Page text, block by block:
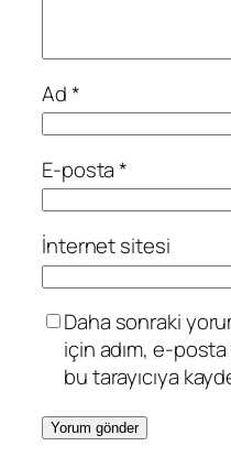
Ad*
E-posta*
İnternet sitesi
Daha sonraki
için adım, e-
bu tarayıcıya